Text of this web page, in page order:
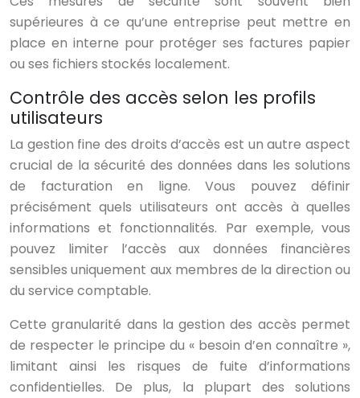
supérieures à ce qu’une entreprise peut mettre en
place en interne pour protéger ses factures papier
ou ses fichiers stockés localement.
Contrôle des accès selon les profils
utilisateurs
La gestion fine des droits d’accès est un autre aspect
crucial de la sécurité des données dans les solutions
de facturation en ligne. Vous pouvez définir
précisément quels utilisateurs ont accès à quelles
informations et fonctionnalités. Par exemple, vous
pouvez limiter l’accès aux données financières
sensibles uniquement aux membres de la direction ou
du service comptable.
Cette granularité dans la gestion des accès permet
de respecter le principe du « besoin d’en connaître »,
limitant ainsi les risques de fuite d’informations
confidentielles. De plus, la plupart des solutions